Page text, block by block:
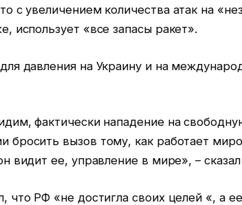
с увеличением количества атак на
использует «все запасы ракет».
давления на Украину и на
фактически нападение на
бросить вызов тому, как работает
видит ее, управление в мире», – сказал
что РФ «не достигла своих целей «, а